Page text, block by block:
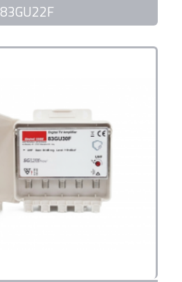
83GU22F